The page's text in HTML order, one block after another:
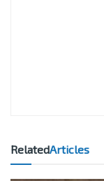
RelatedArticles